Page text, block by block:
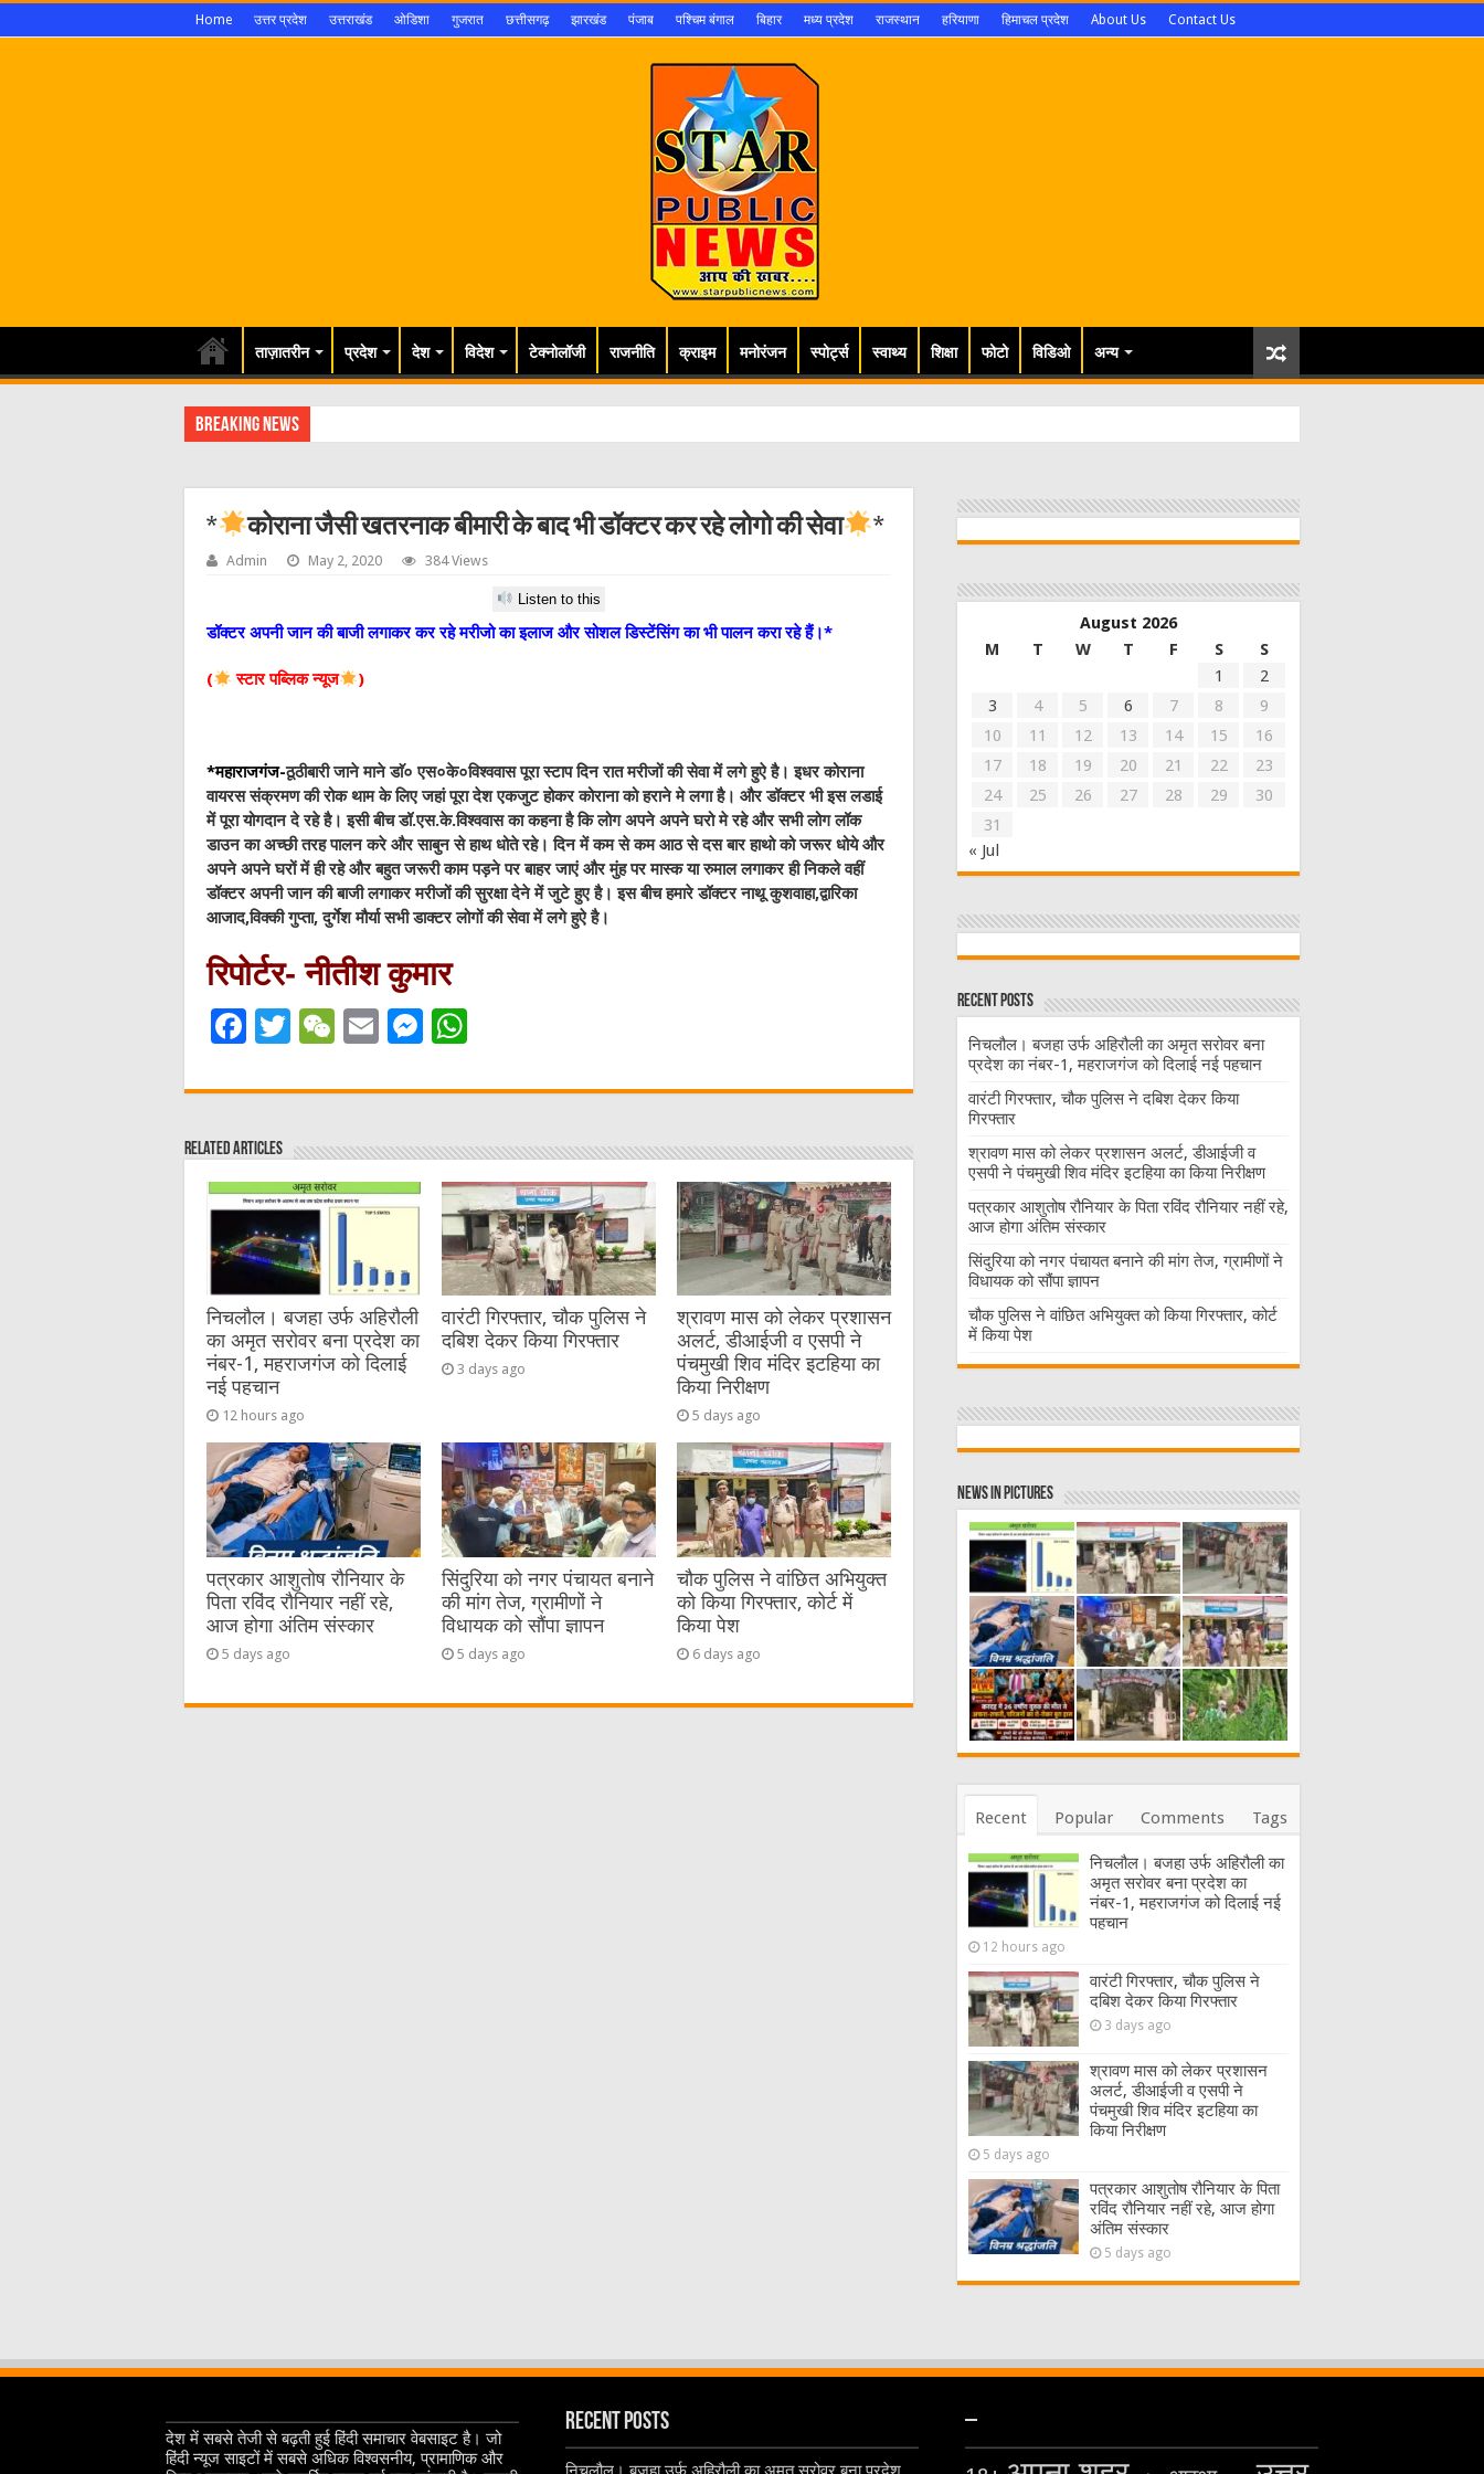
Home उत्तर प्रदेश उत्तराखंड ओडिशा गुजरात छत्तीसगढ़ झारखंड पंजाब पश्चिम बंगाल बिहार मध्य प्रदेश राजस्थान हरियाणा हिमाचल प्रदेश About Us Contact Us
ताज़ातरीन प्रदेश देश विदेश टेक्नोलॉजी राजनीति क्राइम मनोरंजन स्पोर्ट्स स्वाथ्य शिक्षा फोटो विडिओ अन्य
Breaking News
* कोराना जैसी खतरनाक बीमारी के बाद भी डॉक्टर कर रहे लोगो की सेवा *
Admin May 2, 2020 384 Views
Listen to this
डॉक्टर अपनी जान की बाजी लगाकर कर रहे मरीजो का इलाज और सोशल डिस्टेंसिंग का भी पालन करा रहे हैं।*
( स्टार पब्लिक न्यूज )
*महाराजगंज-ठूठीबारी जाने माने डाॅ० एस०के०विश्ववास पूरा स्टाप दिन रात मरीजों की सेवा में लगे हुऐ है। इधर कोराना
वायरस संक्रमण की रोक थाम के लिए जहां पूरा देश एकजुट होकर कोराना को हराने मे लगा है। और डॉक्टर भी इस लडाई
में पूरा योगदान दे रहे है। इसी बीच डॉ.एस.के.विश्ववास का कहना है कि लोग अपने अपने घरो मे रहे और सभी लोग लॉक
डाउन का अच्छी तरह पालन करे और साबुन से हाथ धोते रहे। दिन में कम से कम आठ से दस बार हाथो को जरूर धोये और
अपने अपने घरों में ही रहे और बहुत जरूरी काम पड़ने पर बाहर जाएं और मुंह पर मास्क या रुमाल लगाकर ही निकले वहीं
डॉक्टर अपनी जान की बाजी लगाकर मरीजों की सुरक्षा देने में जुटे हुए है। इस बीच हमारे डॉक्टर नाथू कुशवाहा,द्वारिका
आजाद,विक्की गुप्ता, दुर्गेश मौर्या सभी डाक्टर लोगों की सेवा में लगे हुऐ है।
रिपोर्टर- नीतीश कुमार
F
c
e
b
o
o
k
T
it
r
W
C
at
E
ai
M
ss
n
g
er
at
A
p
p
Related Articles
निचलौल। बजहा उर्फ अहिरौली
का अमृत सरोवर बना प्रदेश का
नंबर-1, महराजगंज को दिलाई
नई पहचान
12 hours ago
वारंटी गिरफ्तार, चौक पुलिस ने
दबिश देकर किया गिरफ्तार
3 days ago
श्रावण मास को लेकर प्रशासन
अलर्ट, डीआईजी व एसपी ने
पंचमुखी शिव मंदिर इटहिया का
किया निरीक्षण
5 days ago
पत्रकार आशुतोष रौनियार के
पिता रविंद रौनियार नहीं रहे,
आज होगा अंतिम संस्कार
5 days ago
सिंदुरिया को नगर पंचायत बनाने
की मांग तेज, ग्रामीणों ने
विधायक को सौंपा ज्ञापन
5 days ago
चौक पुलिस ने वांछित अभियुक्त
को किया गिरफ्तार, कोर्ट में
किया पेश
6 days ago
August 2026
M
T W T F S
S
1
2
3
4 5 6 7 8
9
10
11 12 13 14 15
16
17
18 19 20 21 22
23
24
25 26 27 28 29
30
31
« Jul
Recent Posts
निचलौल। बजहा उर्फ अहिरौली का अमृत सरोवर बना
प्रदेश का नंबर-1, महराजगंज को दिलाई नई पहचान
वारंटी गिरफ्तार, चौक पुलिस ने दबिश देकर किया
गिरफ्तार
श्रावण मास को लेकर प्रशासन अलर्ट, डीआईजी व
एसपी ने पंचमुखी शिव मंदिर इटहिया का किया निरीक्षण
पत्रकार आशुतोष रौनियार के पिता रविंद रौनियार नहीं रहे,
आज होगा अंतिम संस्कार
सिंदुरिया को नगर पंचायत बनाने की मांग तेज, ग्रामीणों ने
विधायक को सौंपा ज्ञापन
चौक पुलिस ने वांछित अभियुक्त को किया गिरफ्तार, कोर्ट
में किया पेश
News in Pictures
Recent Popular Comments Tags
निचलौल। बजहा उर्फ अहिरौली का
अमृत सरोवर बना प्रदेश का
नंबर-1, महराजगंज को दिलाई नई
पहचान
12 hours ago
वारंटी गिरफ्तार, चौक पुलिस ने
दबिश देकर किया गिरफ्तार
3 days ago
श्रावण मास को लेकर प्रशासन
अलर्ट, डीआईजी व एसपी ने
पंचमुखी शिव मंदिर इटहिया का
किया निरीक्षण
5 days ago
पत्रकार आशुतोष रौनियार के पिता
रविंद रौनियार नहीं रहे, आज होगा
अंतिम संस्कार
5 days ago
देश में सबसे तेजी से बढ़ती हुई हिंदी समाचार वेबसाइट है। जो
हिंदी न्यूज साइटों में सबसे अधिक विश्वसनीय, प्रामाणिक और
Recent Posts –